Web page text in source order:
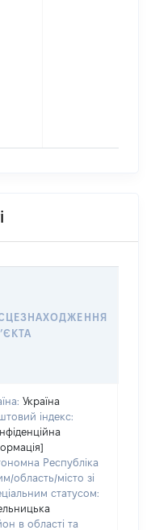
Україна
індекс:
Республіка
область/місто зі
статусом:
в області та